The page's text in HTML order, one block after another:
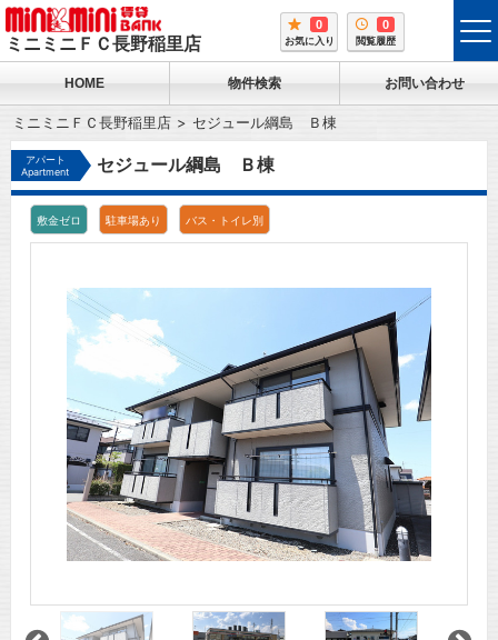
ミニミニＦＣ長野稲里店
0
お気に入り
0
閲覧履歴
HOME 物件検索 お問い合わせ
ミニミニＦＣ長野稲里店 セジュール綱島 Ｂ棟
アパート
Apartment
セジュール綱島 Ｂ棟
敷金ゼロ 駐車場あり バス・トイレ別